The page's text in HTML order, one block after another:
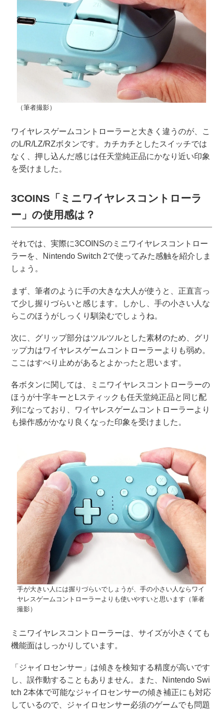
（筆者撮影）
ワイヤレスゲームコントローラーと大きく違うのが、こ
のL/R/LZ/RZボタンです。カチカチとしたスイッチでは
なく、押し込んだ感じは任天堂純正品にかなり近い印象
を受けました。
3COINS「ミニワイヤレスコントローラ
ー」の使用感は？
それでは、実際に3COINSのミニワイヤレスコントロー
ラーを、Nintendo Switch 2で使ってみた感触を紹介しま
しょう。
まず、筆者のように手の大きな大人が使うと、正直言っ
て少し握りづらいと感じます。しかし、手の小さい人な
らこのほうがしっくり馴染むでしょうね。
次に、グリップ部分はツルツルとした素材のため、グリ
ップ力はワイヤレスゲームコントローラーよりも弱め。
ここはすべり止めがあるとよかったと思います。
各ボタンに関しては、ミニワイヤレスコントローラーの
ほうが十字キーとLスティックも任天堂純正品と同じ配
列になっており、ワイヤレスゲームコントローラーより
も操作感がかなり良くなった印象を受けました。
手が大きい人には握りづらいでしょうが、手の小さい人ならワイ
ヤレスゲームコントローラーよりも使いやすいと思います（筆者
撮影）
ミニワイヤレスコントローラーは、サイズが小さくても
機能面はしっかりしています。
「ジャイロセンサー」は傾きを検知する精度が高いです
し、誤作動することもありません。また、Nintendo Swi
tch 2本体で可能なジャイロセンサーの傾き補正にも対応
しているので、ジャイロセンサー必須のゲームでも問題